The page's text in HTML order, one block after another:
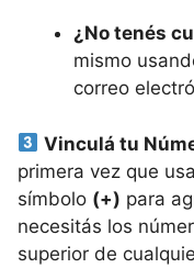
¿No tenés
mismo
correo
Vinculá tu
primera vez que
símbolo (+) para
necesitás los
superior de